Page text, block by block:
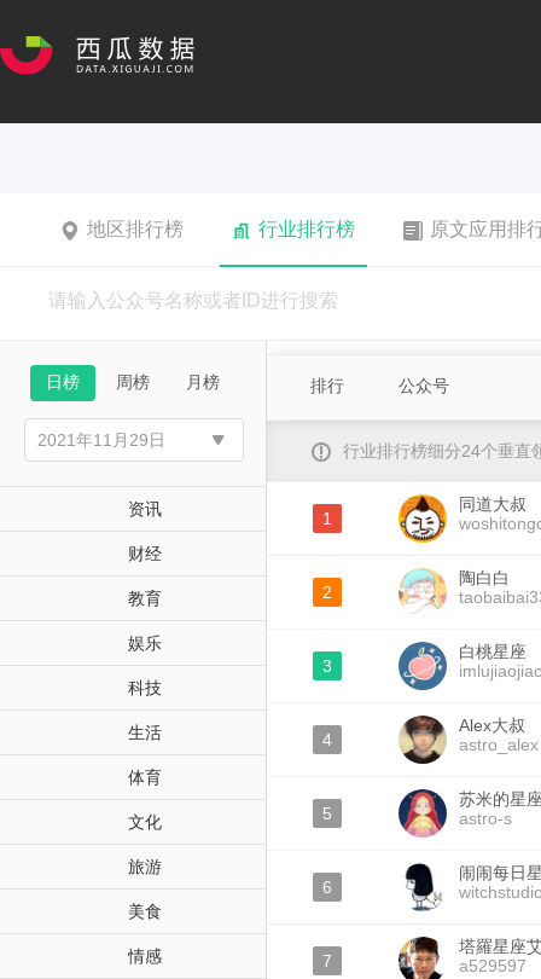
地区排行榜 行业排行榜 原文应用排
日榜 周榜 月榜
资讯
财经
教育
娱乐
科技
生活
体育
文化
旅游
美食
情感
排行 公众号
行业排行榜细分24个垂直
1
同道大叔
2
陶白白
3
白桃星座
4
Alex大叔
astro_alex
5
苏米的星
astro-s
6
闹闹每日
7
塔羅星座
a529597